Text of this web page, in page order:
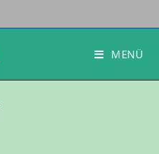
MENÜ